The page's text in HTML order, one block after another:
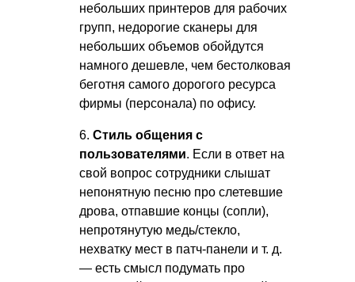
небольших принтеров для рабочих
групп, недорогие сканеры для
небольших объемов обойдутся
намного дешевле, чем бестолковая
беготня самого дорогого ресурса
фирмы (персонала) по офису.
6. Стиль общения с
пользователями. Если в ответ на
свой вопрос сотрудники слышат
непонятную песню про слетевшие
дрова, отпавшие концы (сопли),
непротянутую медь/стекло,
нехватку мест в патч-панели и т. д.
— есть смысл подумать про